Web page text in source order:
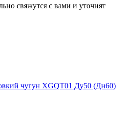
свяжутся с вами и уточнят
чугун XGQT01 Ду50 (Дн60)